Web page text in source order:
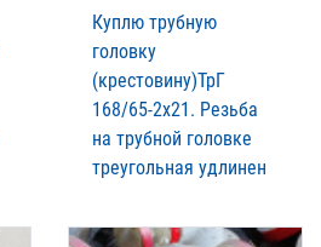
Куплю трубную
головку
(крестовину)ТрГ
168/65-2х21. Резьба
на трубной головке
треугольная удлинен